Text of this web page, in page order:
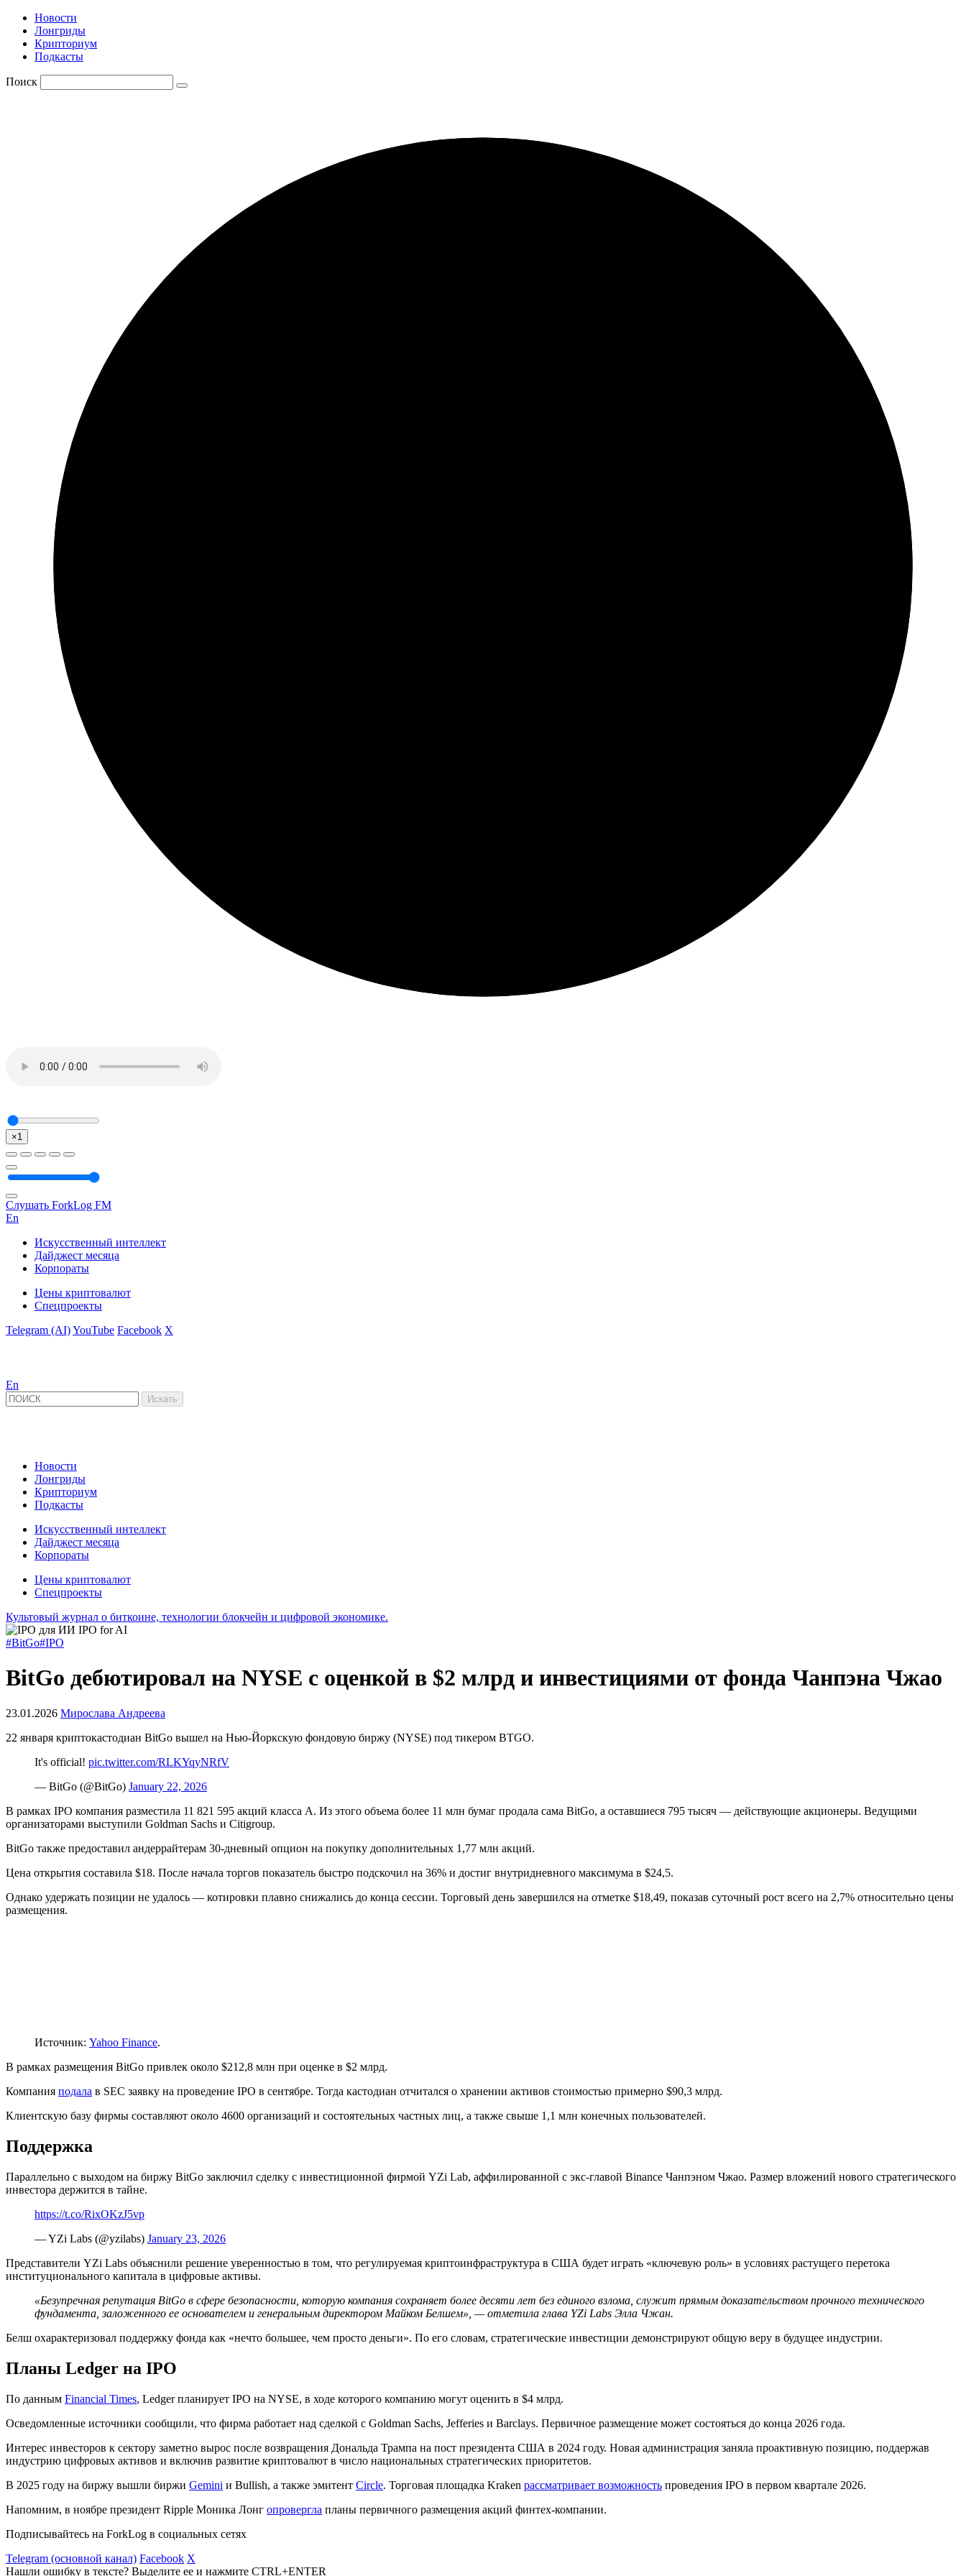
Новости
Лонгриды
Крипториум
Подкасты
Поиск
×1
Слушать ForkLog FM
En
Искусственный интеллект
Дайджест месяца
Корпораты
Цены криптовалют
Спецпроекты
Telegram (AI)YouTube Facebook X
En
Новости
Лонгриды
Крипториум
Подкасты
Искусственный интеллект
Дайджест месяца
Корпораты
Цены криптовалют
Спецпроекты
Культовый журнал о биткоине, технологии блокчейн и цифровой экономике.
#BitGo#IPO
BitGo дебютировал на NYSE с оценкой в $2 млрд и инвестициями от фонда Чанпэна Чжао
23.01.2026 Мирослава Андреева
22 января криптокастодиан BitGo вышел на Нью-Йоркскую фондовую биржу (NYSE) под тикером BTGO.
It's official! pic.twitter.com/RLKYqyNRfV
— BitGo (@BitGo) January 22, 2026
В рамках IPO компания разместила 11 821 595 акций класса А. Из этого объема более 11 млн бумаг продала сама BitGo, а оставшиеся 795 тысяч — действующие акционеры. Ведущими
организаторами выступили Goldman Sachs и Citigroup.
BitGo также предоставил андеррайтерам 30-дневный опцион на покупку дополнительных 1,77 млн акций.
Цена открытия составила $18. После начала торгов показатель быстро подскочил на 36% и достиг внутридневного максимума в $24,5.
Однако удержать позиции не удалось — котировки плавно снижались до конца сессии. Торговый день завершился на отметке $18,49, показав суточный рост всего на 2,7% относительно цены
размещения.
Источник: Yahoo Finance.
В рамках размещения BitGo привлек около $212,8 млн при оценке в $2 млрд.
Компания подала в SEC заявку на проведение IPO в сентябре. Тогда кастодиан отчитался о хранении активов стоимостью примерно $90,3 млрд.
Клиентскую базу фирмы составляют около 4600 организаций и состоятельных частных лиц, а также свыше 1,1 млн конечных пользователей.
Поддержка
Параллельно с выходом на биржу BitGo заключил сделку с инвестиционной фирмой YZi Lab, аффилированной с экс-главой Binance Чанпэном Чжао. Размер вложений нового стратегического
инвестора держится в тайне.
https://t.co/RixOKzJ5vp
— YZi Labs (@yzilabs) January 23, 2026
Представители YZi Labs объяснили решение уверенностью в том, что регулируемая криптоинфраструктура в США будет играть «ключевую роль» в условиях растущего перетока
институционального капитала в цифровые активы.
«Безупречная репутация BitGo в сфере безопасности, которую компания сохраняет более десяти лет без единого взлома, служит прямым доказательством прочного технического
фундамента, заложенного ее основателем и генеральным директором Майком Белшем», — отметила глава YZi Labs Элла Чжан.
Белш охарактеризовал поддержку фонда как «нечто большее, чем просто деньги». По его словам, стратегические инвестиции демонстрируют общую веру в будущее индустрии.
Планы Ledger на IPO
По данным Financial Times, Ledger планирует IPO на NYSE, в ходе которого компанию могут оценить в $4 млрд.
Осведомленные источники сообщили, что фирма работает над сделкой с Goldman Sachs, Jefferies и Barclays. Первичное размещение может состояться до конца 2026 года.
Интерес инвесторов к сектору заметно вырос после возвращения Дональда Трампа на пост президента США в 2024 году. Новая администрация заняла проактивную позицию, поддержав
индустрию цифровых активов и включив развитие криптовалют в число национальных стратегических приоритетов.
В 2025 году на биржу вышли биржи Gemini и Bullish, а также эмитент Circle. Торговая площадка Kraken рассматривает возможность проведения IPO в первом квартале 2026.
Напомним, в ноябре президент Ripple Моника Лонг опровергла планы первичного размещения акций финтех-компании.
Подписывайтесь на ForkLog в социальных сетях
Telegram (основной канал) Facebook X
Нашли ошибку в тексте? Выделите ее и нажмите CTRL+ENTER